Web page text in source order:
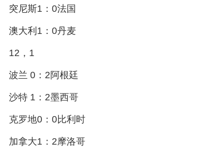
突尼斯1：0法国
澳大利1：0丹麦
12，1
波兰 0：2阿根廷
沙特 1：2墨西哥
克罗地0：0比利时
加拿大1：2摩洛哥